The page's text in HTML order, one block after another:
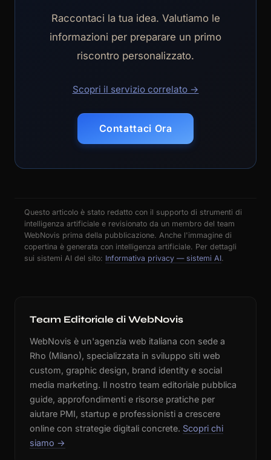
Raccontaci la tua idea. Valutiamo le
informazioni per preparare un primo
riscontro personalizzato.
Scopri il servizio correlato →
Contattaci Ora
Questo articolo è stato redatto con il supporto di strumenti di
intelligenza artificiale e revisionato da un membro del team
WebNovis prima della pubblicazione. Anche l'immagine di
copertina è generata con intelligenza artificiale. Per dettagli
sui sistemi AI del sito: Informativa privacy — sistemi AI.
Team Editoriale di WebNovis
WebNovis è un'agenzia web italiana con sede a
Rho (Milano), specializzata in sviluppo siti web
custom, graphic design, brand identity e social
media marketing. Il nostro team editoriale pubblica
guide, approfondimenti e risorse pratiche per
aiutare PMI, startup e professionisti a crescere
online con strategie digitali concrete. Scopri chi
siamo →